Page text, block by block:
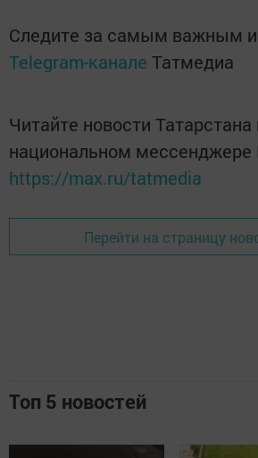
Следите за самым важным
Telegram-канале Татмедиа
Читайте новости Татарстана
национальном мессенджере
https://max.ru/tatmedia
Перейти на страницу
Топ 5 новостей